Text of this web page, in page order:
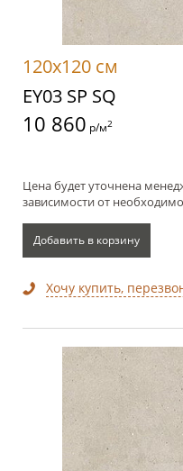
120x120 см
EY03 SP SQ
10 860 р/м2
Цена будет уточнена
зависимости от
Добавить в корзину
Хочу купить,